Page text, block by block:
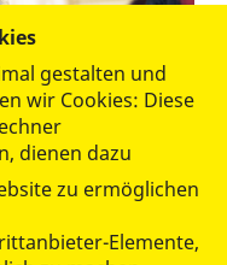
gestalten und
wir Cookies: Diese
dienen dazu
zu ermöglichen
Elemente,